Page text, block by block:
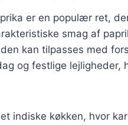
er en populær ret,
smag af
kan tilpasses med
og festlige lejligheder,
indiske køkken, hvor